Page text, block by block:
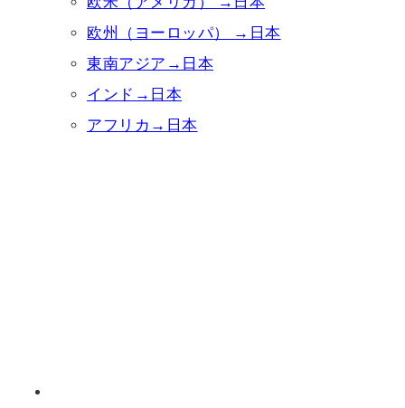
欧州（ヨーロッパ） →日本
東南アジア→日本
インド→日本
アフリカ→日本